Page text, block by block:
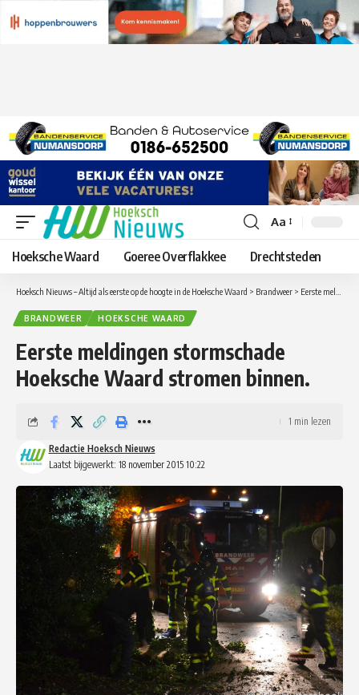
Lettergrootte
aanpassen
Aa
Hoeksche Waard Goeree Overflakkee Drechtsteden
Hoeksch Nieuws – Altijd als eerste op de hoogte in de Hoeksche Waard > Brandweer > Eerste meldingen stormschade Hoeksche Waard stromen binnen.
BRANDWEER HOEKSCHE WAARD
Eerste meldingen stormschade
Hoeksche Waard stromen binnen.
Laatst bijgewerkt: 18 november 2015 10:22
Redactie Hoeksch Nieuws
1 min lezen